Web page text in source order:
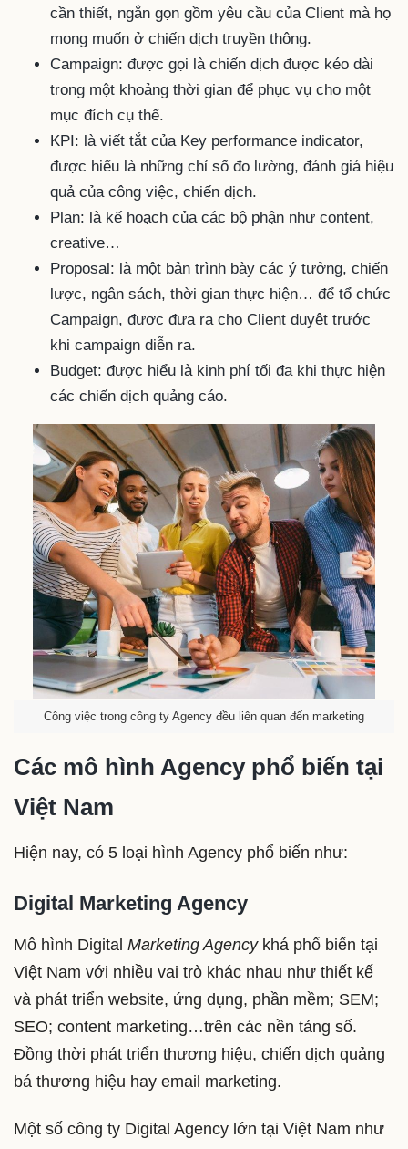
cần thiết, ngắn gọn gồm yêu cầu của Client mà họ
mong muốn ở chiến dịch truyền thông.
Campaign: được gọi là chiến dịch được kéo dài
trong một khoảng thời gian để phục vụ cho một
mục đích cụ thể.
KPI: là viết tắt của Key performance indicator,
được hiểu là những chỉ số đo lường, đánh giá hiệu
quả của công việc, chiến dịch.
Plan: là kế hoạch của các bộ phận như content,
creative…
Proposal: là một bản trình bày các ý tưởng, chiến
lược, ngân sách, thời gian thực hiện… để tổ chức
Campaign, được đưa ra cho Client duyệt trước
khi campaign diễn ra.
Budget: được hiểu là kinh phí tối đa khi thực hiện
các chiến dịch quảng cáo.
Công việc trong công ty Agency đều liên quan đến marketing
Các mô hình Agency phổ biến tại
Việt Nam
Hiện nay, có 5 loại hình Agency phổ biến như:
Digital Marketing Agency
Mô hình Digital Marketing Agencykhá phổ biến tại
Việt Nam với nhiều vai trò khác nhau như thiết kế
và phát triển website, ứng dụng, phần mềm; SEM;
SEO; content marketing…trên các nền tảng số.
Đồng thời phát triển thương hiệu, chiến dịch quảng
bá thương hiệu hay email marketing.
Một số công ty Digital Agency lớn tại Việt Nam như